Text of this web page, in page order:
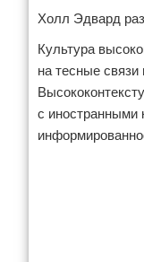
Холл Эдвард
Культура
на тесные
с иностранными